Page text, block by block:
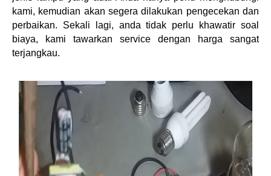
kami, kemudian akan segera dilakukan pengecekan dan
perbaikan. Sekali lagi, anda tidak perlu khawatir soal
biaya, kami tawarkan service dengan harga sangat
terjangkau.